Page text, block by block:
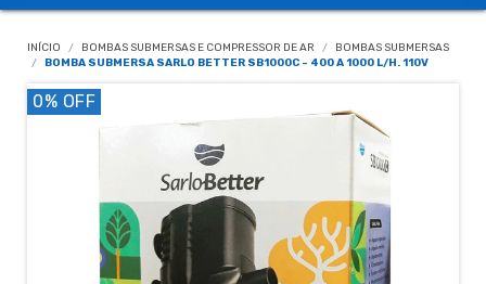
INÍCIO / BOMBAS SUBMERSAS E COMPRESSOR DE AR /
BOMBAS SUBMERSAS
/
BOMBA SUBMERSA SARLO BETTER SB1000C - 400 A 1000 L/H. 110V
0% OFF